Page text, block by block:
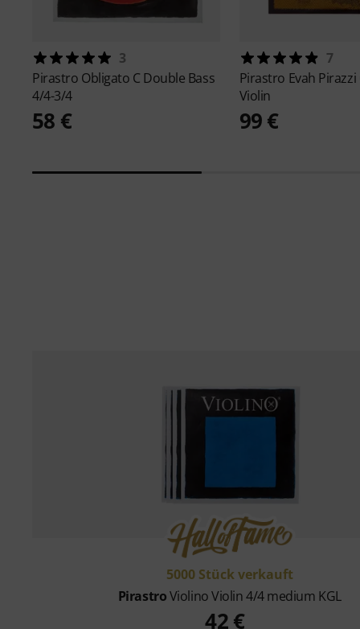
3
Pirastro Obligato C Double Bass
4/4-3/4
58 €
7
Pirastro Evah
Violin
99 €
5000 Stück verkauft
PirastroViolino Violin 4/4 medium KGL
42 €